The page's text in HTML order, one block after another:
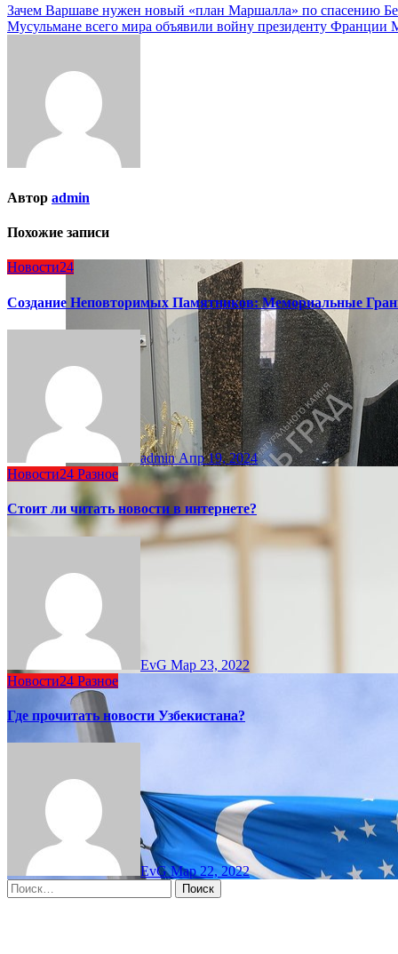
Навигация
по
Зачем Варшаве нужен новый «план Маршалла» по спасению
Мусульмане всего мира объявили войну президенту Франции
Автор admin
Похожие записи
Новости24
Создание Неповторимых Памятников: Мемориальные
adminАпр 19, 2024
Новости24 Разное
Стоит ли читать новости в интернете?
EvG Мар 23, 2022
Новости24 Разное
Где прочитать новости Узбекистана?
EvGМар 22, 2022
Найти: